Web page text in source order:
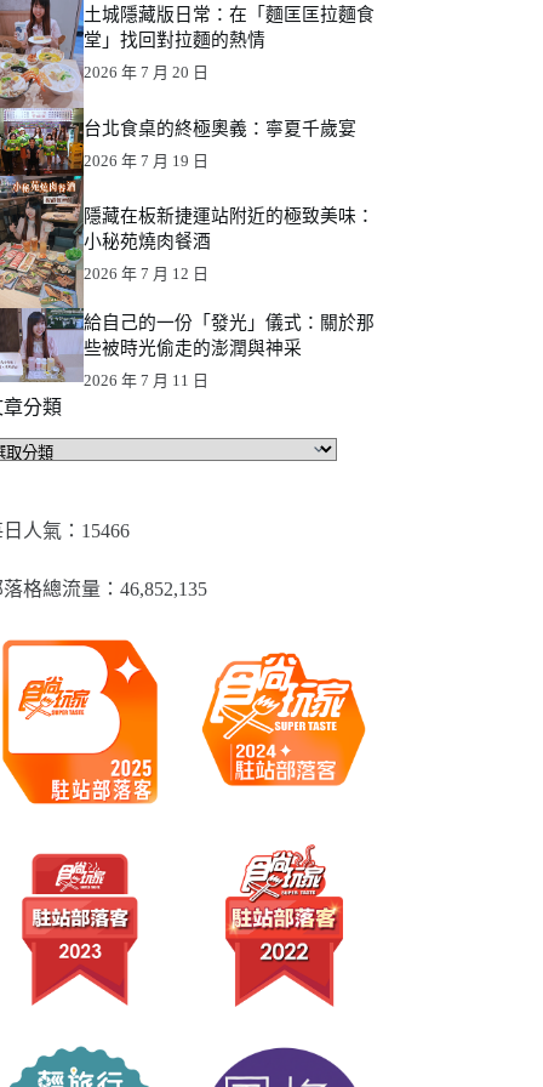
土城隱藏版日常：在「麵匡匡拉麵食
堂」找回對拉麵的熱情
2026 年 7 月 20 日
台北食桌的終極奧義：寧夏千歲宴
2026 年 7 月 19 日
隱藏在板新捷運站附近的極致美味：
小秘苑燒肉餐酒
2026 年 7 月 12 日
給自己的一份「發光」儀式：關於那
些被時光偷走的澎潤與神采
2026 年 7 月 11 日
分類
人氣：15466
格總流量：​46,852,135